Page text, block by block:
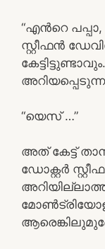
“എന്‍റെ
സ്റ്റീഫന്‍
“യെസ് …”
അത് കേട്ട്
ഡോക്റ്റര്‍